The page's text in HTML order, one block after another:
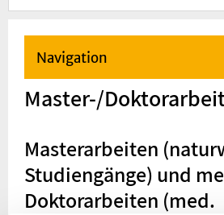
Navigation
Master-/
Masterarbeiten
Studiengänge) und
Doktorarbeiten (med.